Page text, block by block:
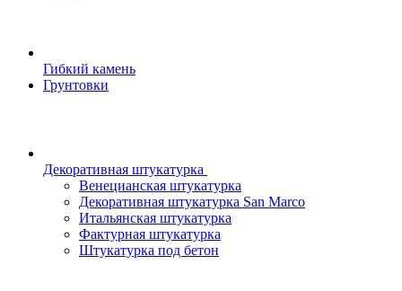
Гибкий камень
Грунтовки
Декоративная штукатурка
Венецианская штукатурка
Декоративная штукатурка San Marco
Итальянская штукатурка
Фактурная штукатурка
Штукатурка под бетон